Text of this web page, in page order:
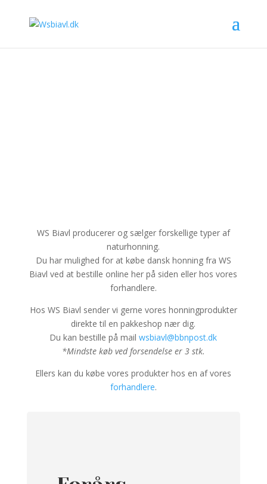
WS Biavl producerer og sælger forskellige typer af
naturhonning.
Du har mulighed for at købe dansk honning fra WS
Biavl ved at bestille online her på siden eller hos vores
forhandlere.
Hos WS Biavl sender vi gerne vores honningprodukter
direkte til en pakkeshop nær dig.
Du kan bestille på mailwsbiavl@bbnpost.dk
*Mindste køb ved forsendelse er 3 stk.
Ellers kan du købe vores produkter hos en af vores
forhandlere.